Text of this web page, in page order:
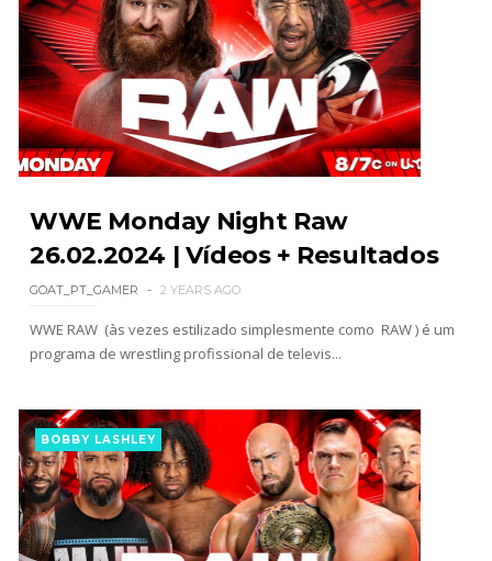
Agente livre de peso: Kairi Sane revela inúmeras
propostas após saída da WWE e pondera o
próximo passo
SCSA867-Aug 07 2026
WWE: Regresso de Stephanie Vaquer foi adiado
por várias semanas
SCSA867-Aug 06 2026
ESTAGNAÇÃO NO MAIN EVENT? Triple H
responde a críticas e deixa aviso claro aos
REGRESSO IMPRESSIONANTE NO RAW: Bully Ray
critica promo de Big Cass e sugere utilização de
frases icónicas
Unknown-Aug 06 2026
WWE Monday Night Raw
26.02.2024 | Vídeos + Resultados
GOAT_PT_GAMER 2 YEARS AGO
WWE RAW (às vezes estilizado simplesmente como RAW ) é um
programa de wrestling profissional de televis...
BOBBY LASHLEY